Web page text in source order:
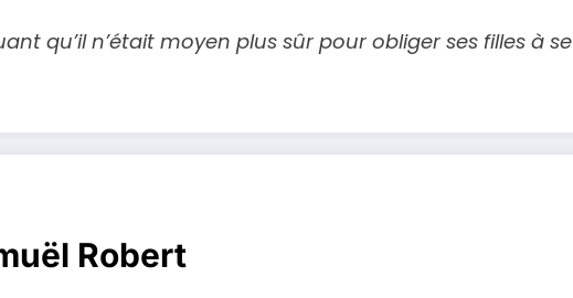
qu’il n’était moyen plus sûr pour obliger ses filles à se
Robert